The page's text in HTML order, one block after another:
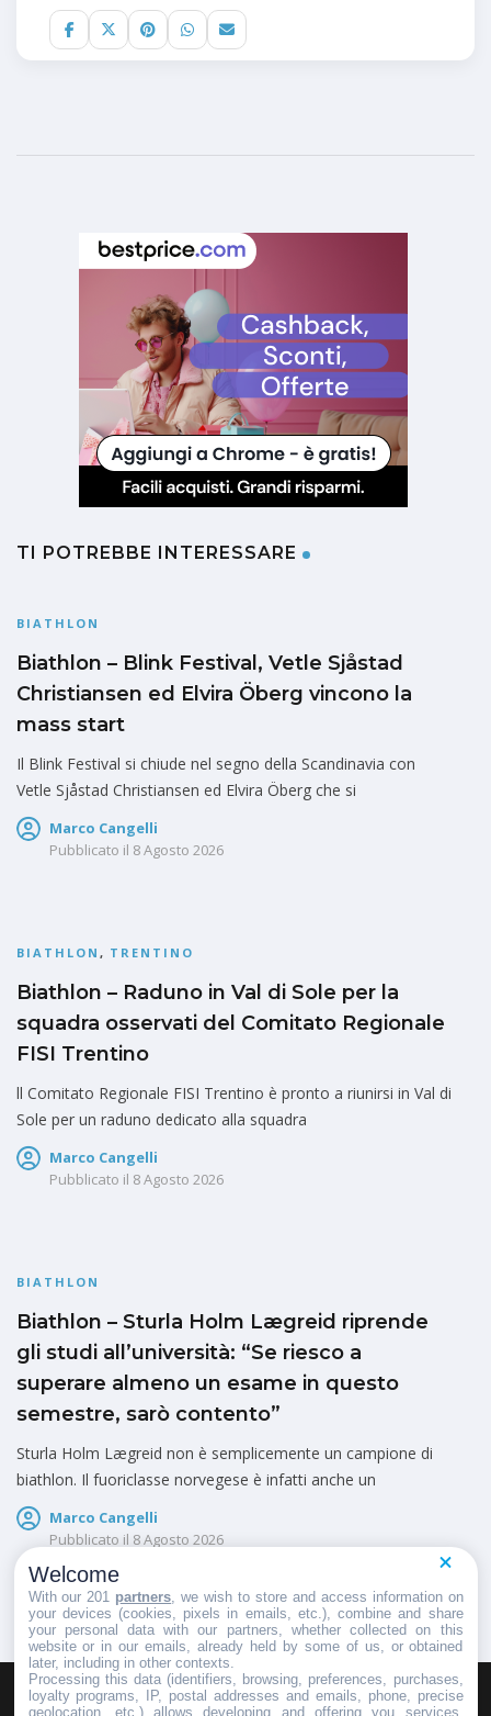
TI POTREBBE INTERESSARE
BIATHLON
Biathlon – Blink Festival, Vetle Sjåstad
Christiansen ed Elvira Öberg vincono la
mass start
Il Blink Festival si chiude nel segno della Scandinavia con
Vetle Sjåstad Christiansen ed Elvira Öberg che si
Marco Cangelli
Pubblicato il 8 Agosto 2026
BIATHLON , TRENTINO
Biathlon – Raduno in Val di Sole per la
squadra osservati del Comitato Regionale
FISI Trentino
ll Comitato Regionale FISI Trentino è pronto a riunirsi in Val di
Sole per un raduno dedicato alla squadra
Marco Cangelli
Pubblicato il 8 Agosto 2026
BIATHLON
Biathlon – Sturla Holm Lægreid riprende
gli studi all’università: “Se riesco a
superare almeno un esame in questo
semestre, sarò contento”
Sturla Holm Lægreid non è semplicemente un campione di
biathlon. Il fuoriclasse norvegese è infatti anche un
Marco Cangelli
Pubblicato il 8 Agosto 2026
Welcome
With our 201 partners , we wish to store and access information on
your devices (cookies, pixels in emails, etc.), combine and share
your personal data with our partners, whether collected on this
website or in our emails, already held by some of us, or obtained
later, including in other contexts.
Processing this data (identifiers, browsing, preferences, purchases,
loyalty programs, IP, postal addresses and emails, phone, precise
geolocation, etc.) allows developing and offering you services,